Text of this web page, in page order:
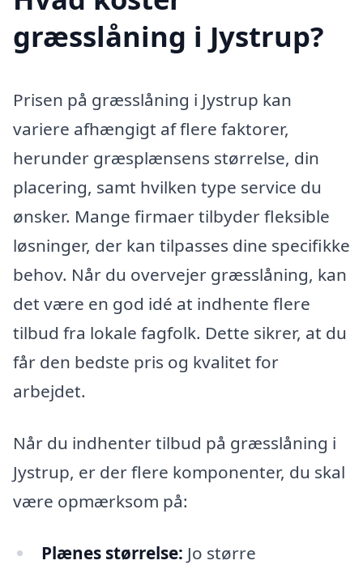
græsslåning i Jystrup?
Prisen på græsslåning i Jystrup kan
variere afhængigt af flere faktorer,
herunder græsplænsens størrelse, din
placering, samt hvilken type service du
ønsker. Mange firmaer tilbyder fleksible
løsninger, der kan tilpasses dine specifikke
behov. Når du overvejer græsslåning, kan
det være en god idé at indhente flere
tilbud fra lokale fagfolk. Dette sikrer, at du
får den bedste pris og kvalitet for
arbejdet.
Når du indhenter tilbud på græsslåning i
Jystrup, er der flere komponenter, du skal
være opmærksom på:
Plænes størrelse: Jo større